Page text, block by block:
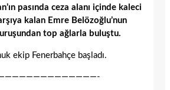
pasında ceza alanı içinde kaleci
kalan Emre Belözoğlu’nun
top ağlarla buluştu.
ekip Fenerbahçe başladı.